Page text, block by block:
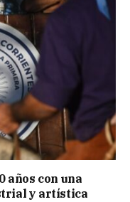
años con una
y artística